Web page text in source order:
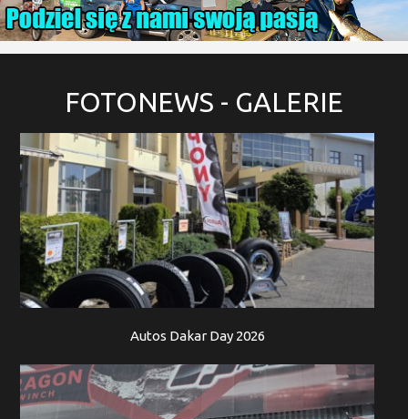
FOTONEWS - GALERIE
Autos Dakar Day 2026